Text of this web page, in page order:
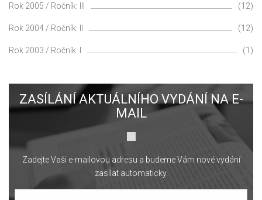
Rok 2005 / Ročník: III (12)
Rok 2004 / Ročník: II (12)
Rok 2003 / Ročník: I (1)
ZASÍLÁNÍ AKTUÁLNÍHO VYDÁNÍ NA E-
MAIL
Zadejte Vaši e-mailovou adresu a budeme Vám nové vydání
zasílat automaticky.